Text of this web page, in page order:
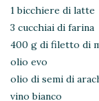
1 bicchiere di latte
3 cucchiai di farina
400 g di filetto di
olio evo
olio di semi di
vino bianco